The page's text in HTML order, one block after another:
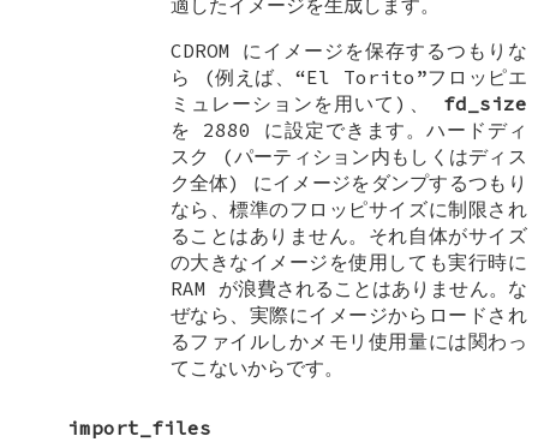
適したイメージを生成します。
CDROM にイメージを保存するつもりな
ら (例えば、“El Torito”フロッピエ
ミュレーションを用いて)、 fd_size
を 2880 に設定できます。ハードディ
スク (パーティション内もしくはディス
ク全体) にイメージをダンプするつもり
なら、標準のフロッピサイズに制限され
ることはありません。それ自体がサイズ
の大きなイメージを使用しても実行時に
RAM が浪費されることはありません。な
ぜなら、実際にイメージからロードされ
るファイルしかメモリ使用量には関わっ
てこないからです。
import_files